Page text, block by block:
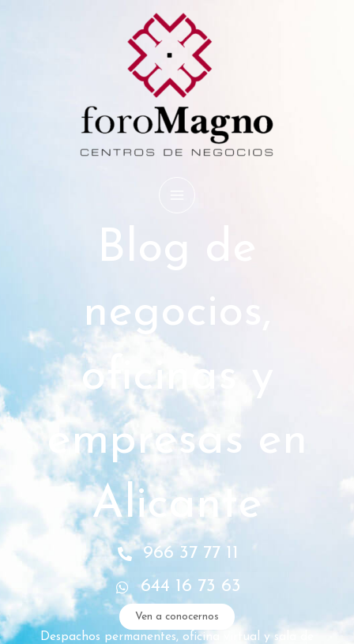
Despachos permanentes, oficina virtual y sala de
Blog de
negocios,
oficinas y
empresas en
Alicante
966 37 77 11
644 16 73 63
Ven a conocernos